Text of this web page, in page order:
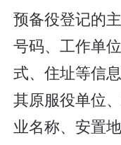
预备役登记的
号码、工作单
式、住址等信
其原服役单位
业名称、安置地